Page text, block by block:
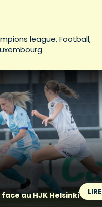
league Football
face au HJK Helsinki
LIRE